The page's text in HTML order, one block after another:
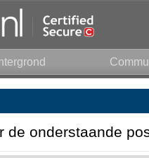
de onderstaande